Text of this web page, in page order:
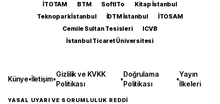
İTOTAM BTM SoftITo
Kitap İstanbul
Teknopark İstanbul
İDTM İstanbul
İTOSAM
Cemile Sultan Tesisleri
ICVB
İstanbul Ticaret Üniversitesi
Künye•İletişim•
Gizlilik ve KVKK
Politikası
•
Doğrulama
Politikası
•
Yayın
İlkeleri
YASAL UYARI VE SORUMLULUK REDDİ